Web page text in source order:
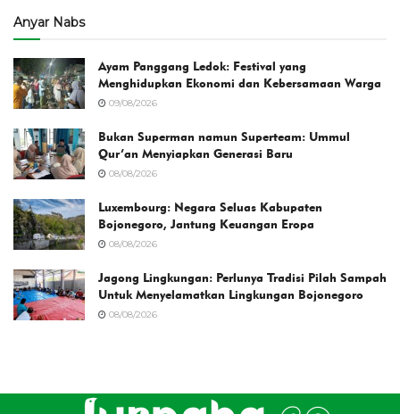
Anyar Nabs
Ayam Panggang Ledok: Festival yang
Menghidupkan Ekonomi dan Kebersamaan Warga
09/08/2026
Bukan Superman namun Superteam: Ummul
Qur’an Menyiapkan Generasi Baru
08/08/2026
Luxembourg: Negara Seluas Kabupaten
Bojonegoro, Jantung Keuangan Eropa
08/08/2026
Jagong Lingkungan: Perlunya Tradisi Pilah Sampah
Untuk Menyelamatkan Lingkungan Bojonegoro
08/08/2026